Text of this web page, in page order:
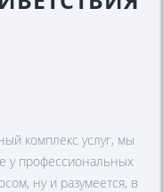
комплекс услуг, мы
у профессиональных
ну и разумеется, в